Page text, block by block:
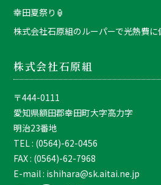
幸田夏祭り🏮
株式会社石原組のルーパーで光熱費に
株式会社石原組
〒444-0111
愛知県額田郡幸田町大字高力字
明治23番地
TEL : (0564)-62-0456
FAX : (0564)-62-7968
E-mail : ishihara@sk.aitai.ne.jp